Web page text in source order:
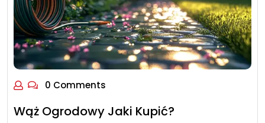
0 Comments
Wąż Ogrodowy Jaki Kupić?